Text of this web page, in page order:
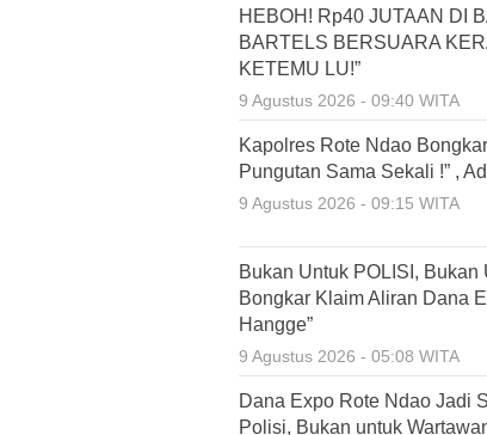
HEBOH! Rp40 JUTAAN DI
BARTELS BERSUARA
KETEMU LU!”
9 Agustus 2026 - 09:40 WITA
Kapolres Rote Ndao
Pungutan Sama Sekali !” ,
9 Agustus 2026 - 09:15 WITA
Bukan Untuk POLISI, Bukan
Bongkar Klaim Aliran Dana
Hangge”
9 Agustus 2026 - 05:08 WITA
Dana Expo Rote Ndao Jadi
Polisi, Bukan untuk